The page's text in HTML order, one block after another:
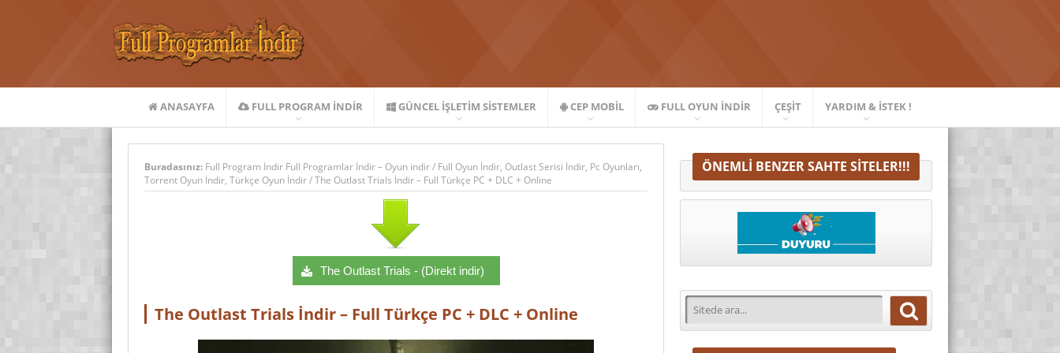
ANASAYFA FULL PROGRAM INDIR GÜNCEL İŞLETIM SISTEMLER CEP MOBIL FULL OYUN İNDIR ÇEŞIT YARDIM & İSTEK !
Buradasınız: Full Program İndir Full Programlar İndir – Oyun indir/ Full Oyun İndir, Outlast Serisi İndir, Pc Oyunları,
Torrent Oyun İndir, Türkçe Oyun İndir/The Outlast Trials İndir – Full Türkçe PC + DLC + Online
The Outlast Trials - (Direkt indir)
The Outlast Trials İndir – Full Türkçe PC + DLC + Online
ÖNEMLI BENZER SAHTE SITELER!!!